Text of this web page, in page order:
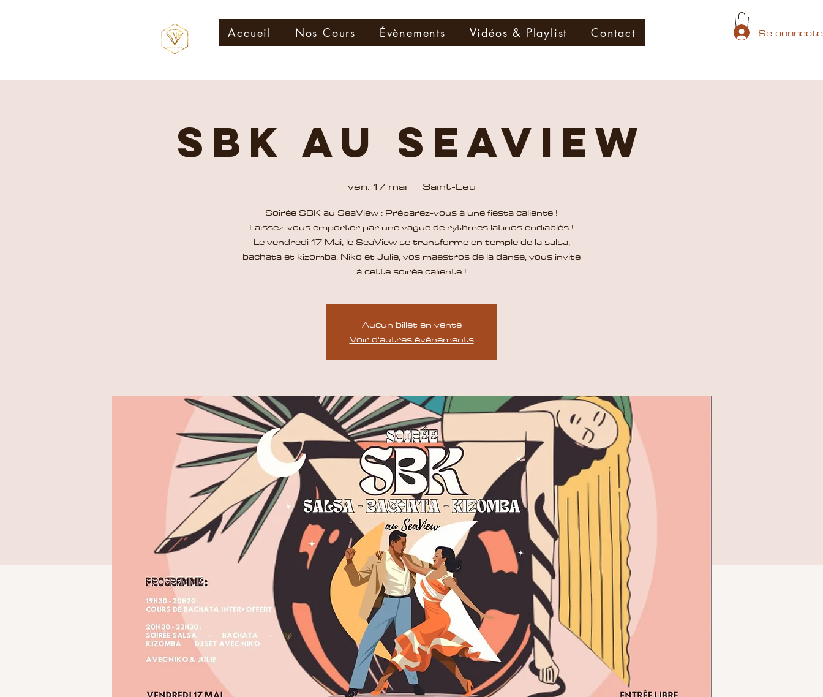
Accueil Nos Cours Évènements Vidéos & Playlist Contact Se
SBK au Seaview
ven. 17 mai
  |
Saint-Leu
Soirée SBK au SeaView : Préparez-vous à une fiesta caliente !
Laissez-vous emporter par une vague de rythmes latinos endiablés !
Le vendredi 17 Mai, le SeaView se transforme en temple de la salsa,
bachata et kizomba. Niko et Julie, vos maestros de la danse, vous invite
Aucun billet en vente
Voir d'autres événements